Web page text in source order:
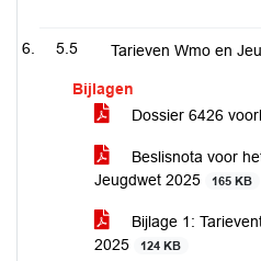
5.5 Tarieven Wmo en
Bijlagen
Dossier 6426
Beslisnota voor
Jeugdwet 2025
165 KB
Bijlage 1:
2025
124 KB